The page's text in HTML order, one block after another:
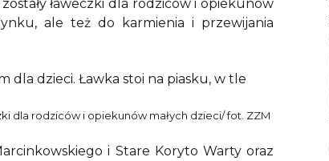
ławeczki dla rodziców i opiekunów
ale też do karmienia i przewijania
dla rodziców i opiekunów małych dzieci/ fot. ZZM
i Stare Koryto Warty oraz